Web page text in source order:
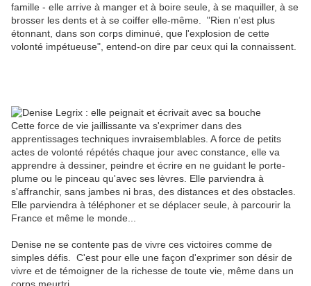
famille - elle arrive à manger et à boire seule, à se maquiller, à se
brosser les dents et à se coiffer elle-même. "Rien n'est plus
étonnant, dans son corps diminué, que l'explosion de cette
volonté impétueuse", entend-on dire par ceux qui la connaissent.
Cette force de vie jaillissante va s'exprimer dans des
apprentissages techniques invraisemblables. A force de petits
actes de volonté répétés chaque jour avec constance, elle va
apprendre à dessiner, peindre et écrire en ne guidant le porte-
plume ou le pinceau qu'avec ses lèvres. Elle parviendra à
s'affranchir, sans jambes ni bras, des distances et des obstacles.
Elle parviendra à téléphoner et se déplacer seule, à parcourir la
France et même le monde...
Denise ne se contente pas de vivre ces victoires comme de
simples défis. C'est pour elle une façon d'exprimer son désir de
vivre et de témoigner de la richesse de toute vie, même dans un